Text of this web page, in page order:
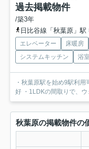
過去掲載物件
/築3年
日比谷線「秋葉原」駅
エレベーター 床暖房
システムキッチン
浴
・秋葉原駅を始め9駅利
好 ・1LDKの間取りで、
秋葉原の掲載物件の